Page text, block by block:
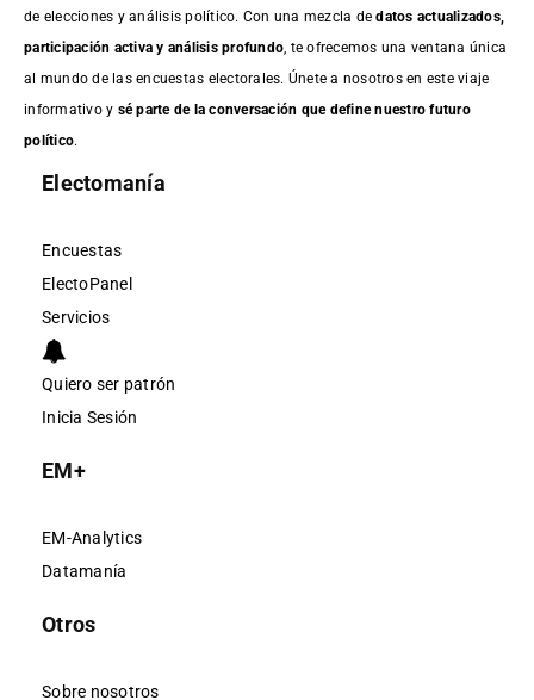
de elecciones y análisis político. Con una mezcla dedatos actualizados,
participación activa y análisis profundo , te ofrecemos una ventana única
al mundo de las encuestas electorales. Únete a nosotros en este viaje
informativo y sé parte de la conversación que define nuestro futuro
político.
Electomanía
Encuestas
ElectoPanel
Servicios
Quiero ser patrón
Inicia Sesión
EM+
EM-Analytics
Datamanía
Otros
Sobre nosotros